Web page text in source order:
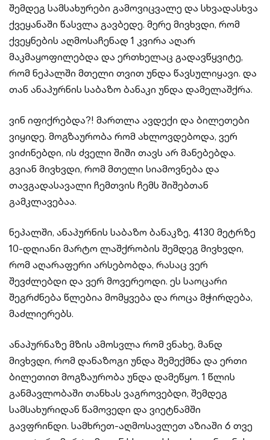
შემდეგ სამსახურები გამოვიცვალე და სხვადასხვა
ქვეყანაში წასვლა გავბედე. მერე მივხვდი, რომ
ქვეყნების აღმოსაჩენად 1 კვირა აღარ
მაკმაყოფილებდა და ერთხელაც გადავწყვიტე,
რომ ნეპალში მთელი თვით უნდა წავსულიყავი. და
თან ანაპურნის საბაზო ბანაკი უნდა დამელაშქრა.
ვინ იფიქრებდა?! მართლა ავდექი და ბილეთები
ვიყიდე. მოგზაურობა რომ ახლოვდებოდა, ვერ
ვიძინებდი, ის ძველი შიში თავს არ მანებებდა.
გვიან მივხვდი, რომ მთელი სიამოვნება და
თავგადასავალი ჩემთვის ჩემს შიშებთან
გამკლავებაა.
ნეპალში, ანაპურნის საბაზო ბანაკზე, 4130 მეტრზე
10-დღიანი მარტო ლაშქრობის შემდეგ მივხვდი,
რომ აღარაფერი არსებობდა, რასაც ვერ
შევძლებდი და ვერ მოვერეოდი. ეს საოცარი
შეგრძნება წლებია მომყვება და როცა მჭირდება,
მაძლიერებს.
ანაპურნაზე მზის ამოსვლა რომ ვნახე, მანდ
მივხვდი, რომ დანაზოგი უნდა შემექმნა და ერთი
ბილეთით მოგზაურობა უნდა დამეწყო. 1 წლის
განმავლობაში თანხას ვაგროვებდი, შემდეგ
სამსახურიდან წამოვედი და ვიეტნამში
გავფრინდი. სამხრეთ-აღმოსავლეთ აზიაში 6 თვე